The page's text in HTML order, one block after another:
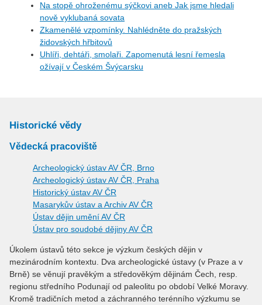
Na stopě ohroženému sýčkovi aneb Jak jsme hledali
nově vyklubaná sovata
Zkamenělé vzpomínky. Nahlédněte do pražských
židovských hřbitovů
Uhlíři, dehtáři, smolaři. Zapomenutá lesní řemesla
ožívají v Českém Švýcarsku
Historické vědy
Vědecká pracoviště
Archeologický ústav AV ČR, Brno
Archeologický ústav AV ČR, Praha
Historický ústav AV ČR
Masarykův ústav a Archiv AV ČR
Ústav dějin umění AV ČR
Ústav pro soudobé dějiny AV ČR
Úkolem ústavů této sekce je výzkum českých dějin v
mezinárodním kontextu. Dva archeologické ústavy (v Praze a v
Brně) se věnují pravěkým a středověkým dějinám Čech, resp.
regionu středního Podunají od paleolitu po období Velké Moravy.
Kromě tradičních metod a záchranného terénního výzkumu se